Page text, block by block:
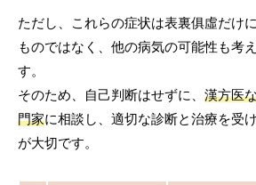
ただし、これらの症状は表裏俱虛だけ
ものではなく、他の病気の可能性も考
す。
そのため、自己判断はせずに、漢方医
門家に相談し、適切な診断と治療を受
が大切です。